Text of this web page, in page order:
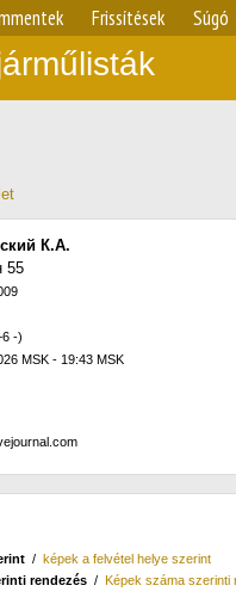
Frissítések Súgó
К.А.
55
-)
MSK - 19:43 MSK
/ képek a felvétel helye szerint
rendezés / Képek száma szerinti